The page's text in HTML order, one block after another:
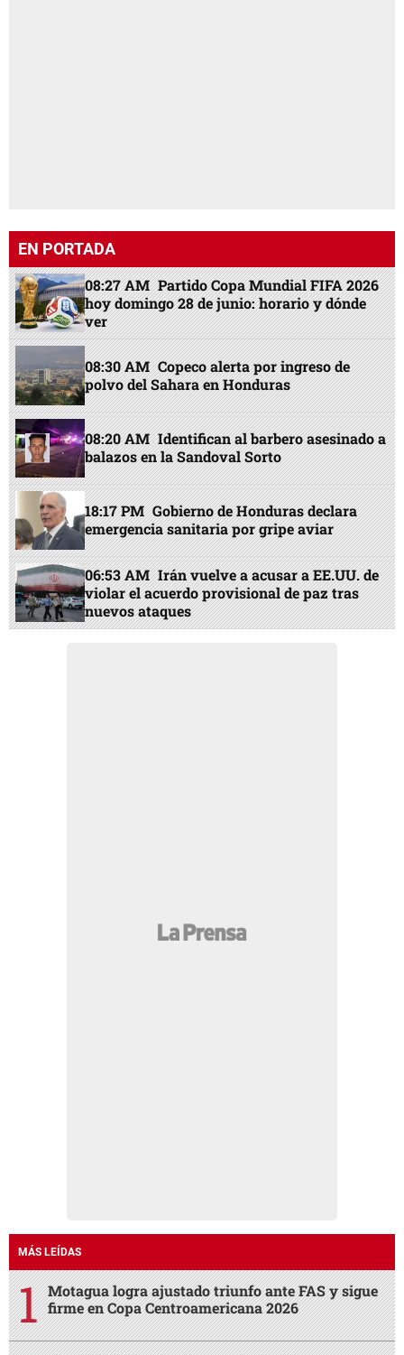
EN PORTADA
08:27 AM Partido Copa Mundial FIFA 2026
hoy domingo 28 de junio: horario y dónde
ver
08:30 AM Copeco alerta por ingreso de
polvo del Sahara en Honduras
08:20 AM Identifican al barbero asesinado a
balazos en la Sandoval Sorto
18:17 PM Gobierno de Honduras declara
emergencia sanitaria por gripe aviar
06:53 AM Irán vuelve a acusar a EE.UU. de
violar el acuerdo provisional de paz tras
nuevos ataques
MÁS LEÍDAS
Motagua logra ajustado triunfo ante FAS y sigue
firme en Copa Centroamericana 2026